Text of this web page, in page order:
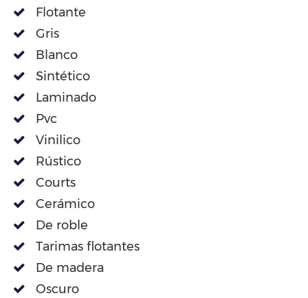
Flotante
Gris
Blanco
Sintético
Laminado
Pvc
Vinilico
Rústico
Courts
Cerámico
De roble
Tarimas flotantes
De madera
Oscuro